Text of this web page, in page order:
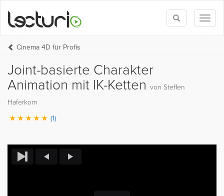
Toggle
search
Cinema 4D für Profis
Joint-basierte Charakter
Animation mit IK-Ketten von Steffen
Haferkorn
(1)